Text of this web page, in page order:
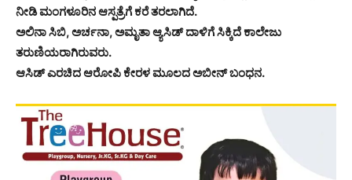
ನೀಡಿ ಮಂಗಳೂರಿನ ಆಸ್ಪತ್ರೆಗೆ ಕರೆ ತರಲಾಗಿದೆ.
ಅಲಿನಾ ಸಿಬಿ, ಅರ್ಚನಾ, ಅಮೃತಾ ಆ್ಯಸಿಡ್ ದಾಳಿಗೆ ಸಿಕ್ಕಿದೆ ಕಾಲೇಜು
ತರುಣಿಯರಾಗಿರುವರು.
ಆಸಿಡ್ ಎರಚಿದ ಆರೋಪಿ ಕೇರಳ ಮೂಲದ ಅಬೀನ್ ಬಂಧನ.